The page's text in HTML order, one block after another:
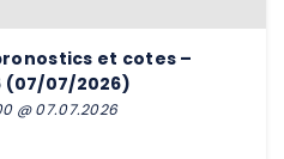
et cotes –
(07/07/2026)
@ 07.07.2026